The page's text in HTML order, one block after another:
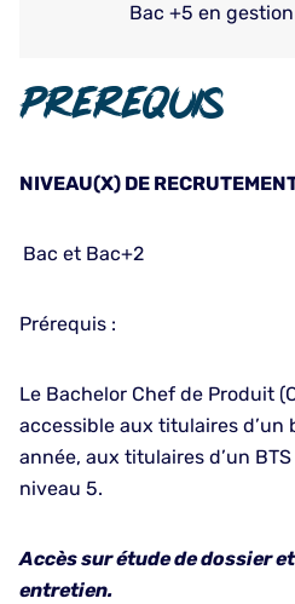
Bac +5 en
Prerequis
NIVEAU(X) DE
Bac et Bac+2
Prérequis :
Le Bachelor Chef de Produit
accessible aux titulaires d’un
année, aux titulaires d’un
niveau 5.
Accès sur étude de dossier
entretien.